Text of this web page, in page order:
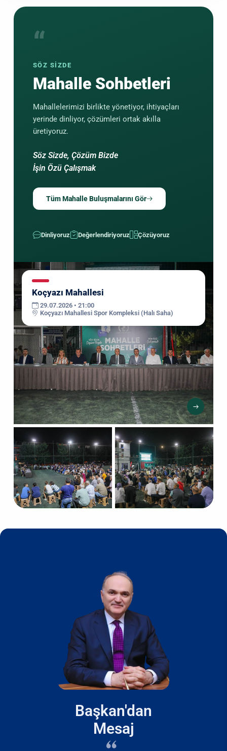
“
SÖZ SİZDE
Mahalle Sohbetleri
Mahallelerimizi birlikte yönetiyor, ihtiyaçları
yerinde dinliyor, çözümleri ortak akılla
üretiyoruz.
Söz Sizde, Çözüm Bizde
İşin Özü Çalışmak
Tüm Mahalle Buluşmalarını Gör
Dinliyoruz Değerlendiriyoruz Çözüyoruz
Koçyazı Mahallesi
29.07.2026 • 21:00
Koçyazı Mahallesi Spor Kompleksi (Halı Saha)
Başkan'dan
Mesaj